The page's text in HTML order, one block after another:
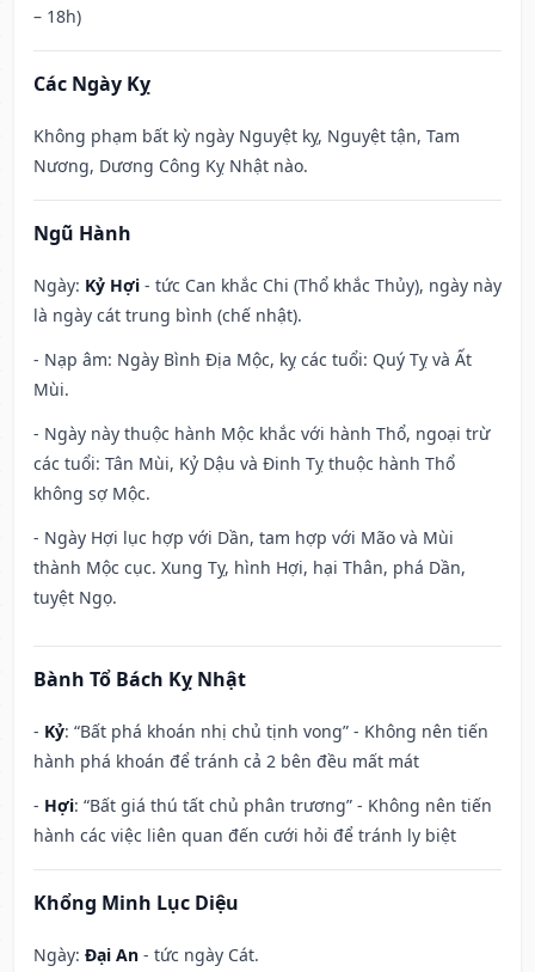
– 18h)
Các Ngày Kỵ
Không phạm bất kỳ ngày Nguyệt kỵ, Nguyệt tận, Tam
Nương, Dương Công Kỵ Nhật nào.
Ngũ Hành
Ngày: Kỷ Hợi - tức Can khắc Chi (Thổ khắc Thủy), ngày này
là ngày cát trung bình (chế nhật).
- Nạp âm: Ngày Bình Địa Mộc, kỵ các tuổi: Quý Tỵ và Ất
Mùi.
- Ngày này thuộc hành Mộc khắc với hành Thổ, ngoại trừ
các tuổi: Tân Mùi, Kỷ Dậu và Đinh Tỵ thuộc hành Thổ
không sợ Mộc.
- Ngày Hợi lục hợp với Dần, tam hợp với Mão và Mùi
thành Mộc cục. Xung Tỵ, hình Hợi, hại Thân, phá Dần,
tuyệt Ngọ.
Bành Tổ Bách Kỵ Nhật
- Kỷ: “Bất phá khoán nhị chủ tịnh vong” - Không nên tiến
hành phá khoán để tránh cả 2 bên đều mất mát
- Hợi: “Bất giá thú tất chủ phân trương” - Không nên tiến
hành các việc liên quan đến cưới hỏi để tránh ly biệt
Khổng Minh Lục Diệu
Ngày: Đại An - tức ngày Cát.